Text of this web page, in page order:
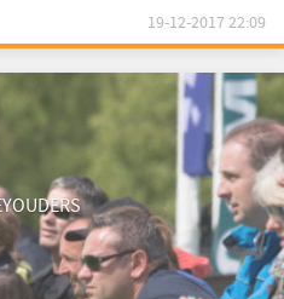
19-12-2017 22:09